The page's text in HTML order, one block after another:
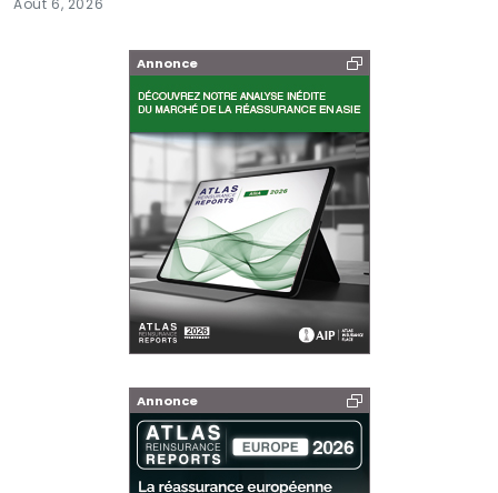
Août 6, 2026
Annonce
Annonce